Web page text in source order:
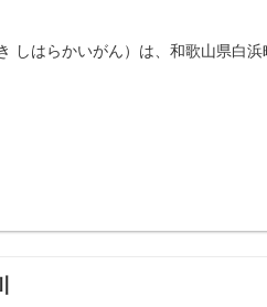
しはらかいがん）は、和歌山県白浜